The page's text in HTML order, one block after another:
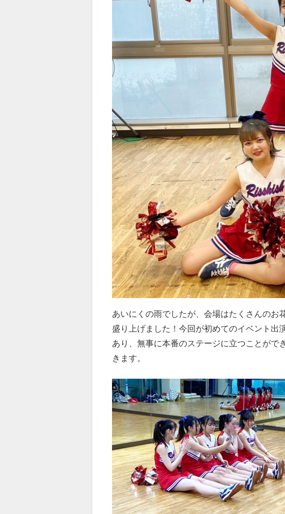
あいにくの雨でしたが、会場はたくさんのお
盛り上げました！今回が初めてのイベント出
あり、無事に本番のステージに立つことがで
きます。